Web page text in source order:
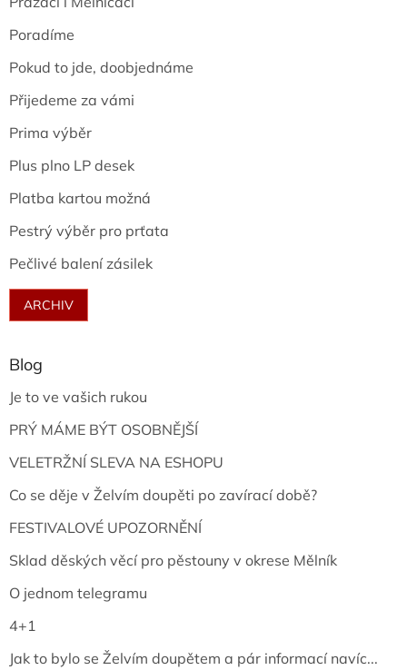
Poradíme
Pokud to jde, doobjednáme
Přijedeme za vámi
Prima výběr
Plus plno LP desek
Platba kartou možná
Pestrý výběr pro prťata
Pečlivé balení zásilek
ARCHIV
Blog
Je to ve vašich rukou
PRÝ MÁME BÝT OSOBNĚJŠÍ
VELETRŽNÍ SLEVA NA ESHOPU
Co se děje v Želvím doupěti po zavírací době?
FESTIVALOVÉ UPOZORNĚNÍ
Sklad děských věcí pro pěstouny v okrese Mělník
O jednom telegramu
4+1
Jak to bylo se Želvím doupětem a pár informací navíc...